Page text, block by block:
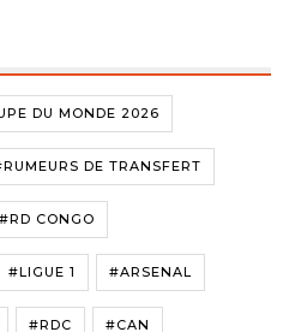
DU MONDE 2026
DE TRANSFERT
#RD CONGO
#LIGUE 1 #ARSENAL
#RDC #CAN